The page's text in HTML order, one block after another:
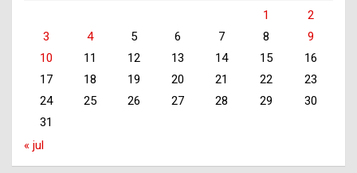
1
2
3
4 5 6 7 8
9
10
11 12 13 14 15
16
17
18 19 20 21 22
23
24
25 26 27 28 29
30
31
« jul